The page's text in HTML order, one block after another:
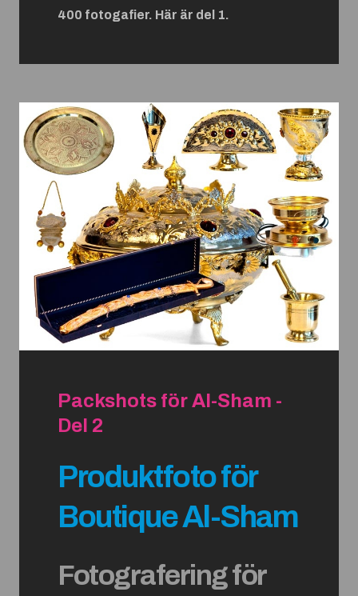
400 fotogafier. Här är del 1.
Packshots för Al-Sham -
Del 2
Produktfoto för
Boutique Al-Sham
Fotografering för